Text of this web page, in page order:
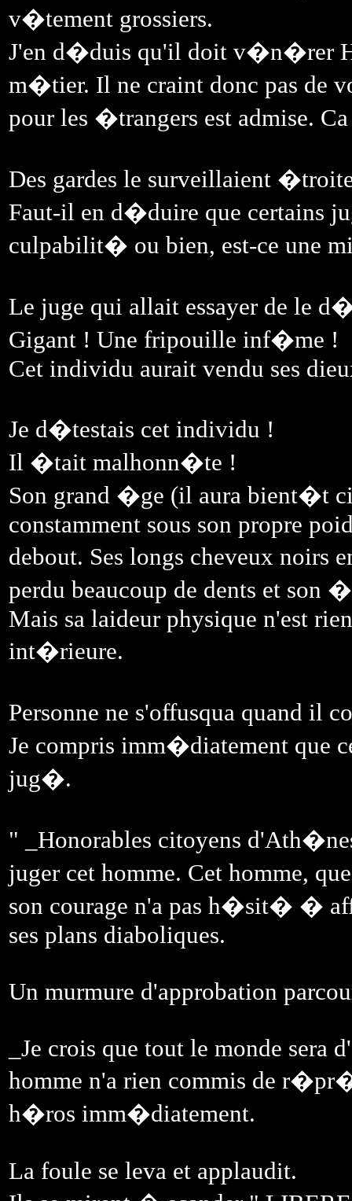
v�tement grossiers.
J'en d�duis qu'il doit v�n�rer
m�tier. Il ne craint donc pas de
pour les �trangers est admise.
Des gardes le surveillaient
Faut-il en d�duire que certains
culpabilit� ou bien, est-ce une
Le juge qui allait essayer de le
Gigant ! Une fripouille inf�me !
Cet individu aurait vendu ses
Je d�testais cet individu !
Il �tait malhonn�te !
Son grand �ge (il aura bient�t
constamment sous son propre
debout. Ses longs cheveux noirs
perdu beaucoup de dents et
Mais sa laideur physique n'est
int�rieure.
Personne ne s'offusqua quand il
Je compris imm�diatement
jug�.
" _Honorables citoyens
juger cet homme. Cet homme,
son courage n'a pas h�sit� �
ses plans diaboliques.
Un murmure d'approbation
_Je crois que tout le monde sera
homme n'a rien commis de
h�ros imm�diatement.
La foule se leva et applaudit.